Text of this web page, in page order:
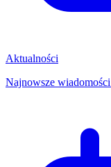
Aktualności
Najnowsze